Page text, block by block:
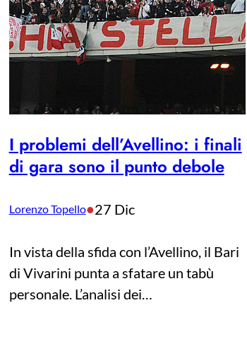
I problemi dell’Avellino: i finali
di gara sono il punto debole
Lorenzo Topello•27 Dic
In vista della sfida con l’Avellino, il Bari
di Vivarini punta a sfatare un tabù
personale. L’analisi dei…